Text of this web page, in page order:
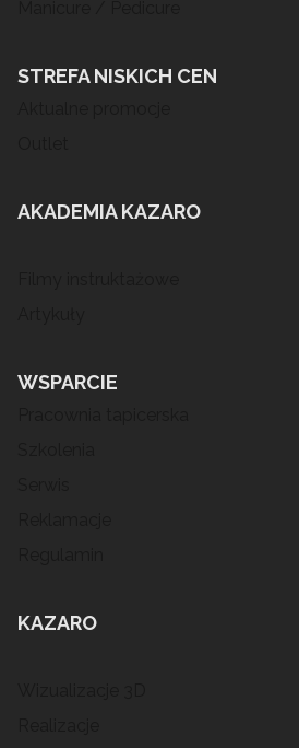
STREFA NISKICH CEN
AKADEMIA KAZARO
WSPARCIE
KAZARO